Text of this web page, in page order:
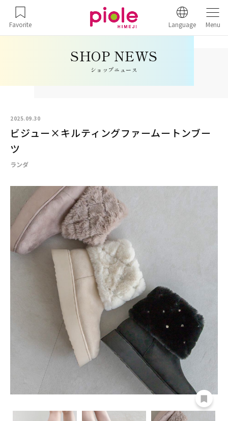
Favorite Language Menu
ショップニュース
2025.09.30
ビジュー×キルティングファームートンブー
ツ
ランダ